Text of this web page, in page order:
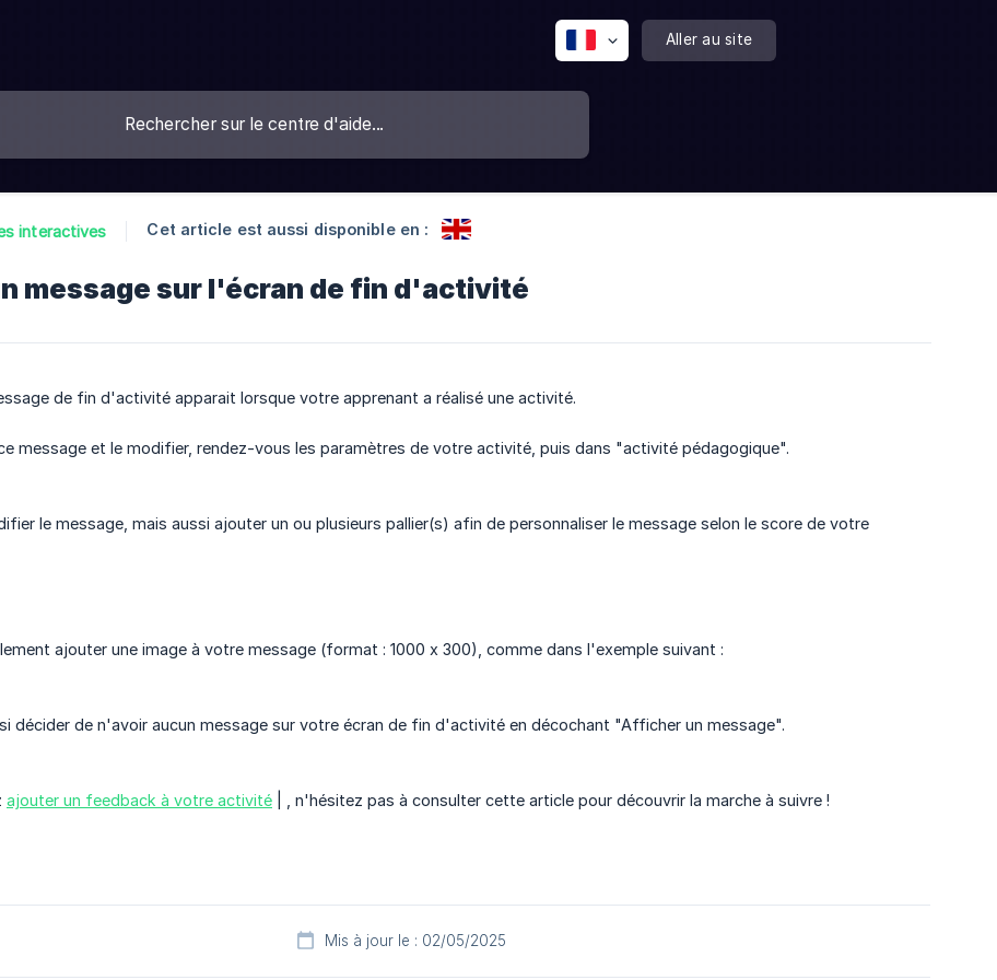
Aller au site
interactives Cet article est aussi disponible en :
message sur l'écran de fin d'activité
de fin d'activité apparait lorsque votre apprenant a réalisé une activité.
message et le modifier, rendez-vous les paramètres de votre activité, puis dans "activité pédagogique".
le message, mais aussi ajouter un ou plusieurs pallier(s) afin de personnaliser le message selon le score de votre
ajouter une image à votre message (format : 1000 x 300), comme dans l'exemple suivant :
décider de n'avoir aucun message sur votre écran de fin d'activité en décochant "Afficher un message".
ajouter un feedback à votre activité | , n'hésitez pas à consulter cette article pour découvrir la marche à suivre !
Mis à jour le : 02/05/2025